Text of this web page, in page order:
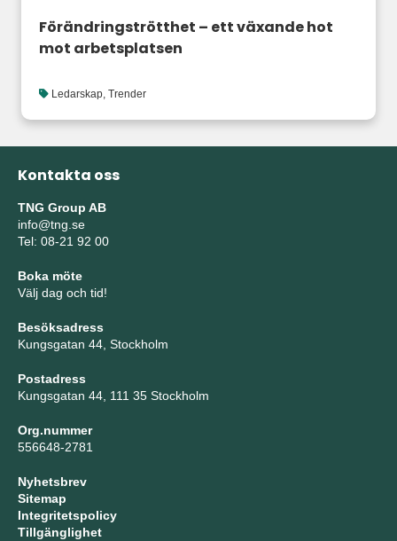
Förändringströtthet – ett växande hot
mot arbetsplatsen
Ledarskap, Trender
Kontakta oss
TNG Group AB
info@tng.se
Tel: 08-21 92 00
Boka möte
Välj dag och tid!
Besöksadress
Kungsgatan 44, Stockholm
Postadress
Kungsgatan 44, 111 35 Stockholm
Org.nummer
556648-2781
Nyhetsbrev
Sitemap
Integritetspolicy
Tillgänglighet